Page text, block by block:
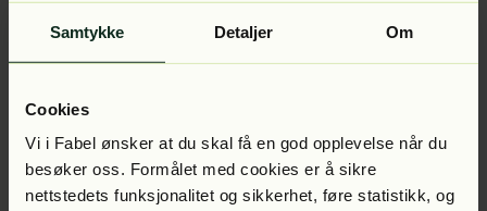
Samtykke Detaljer Om
Cookies
Vi i Fabel ønsker at du skal få en god opplevelse når du
besøker oss. Formålet med cookies er å sikre
nettstedets funksjonalitet og sikkerhet, føre statistikk, og